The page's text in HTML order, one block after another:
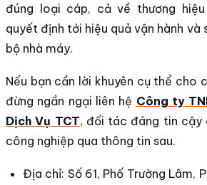
đúng loại cáp, cả về thương
quyết định tới hiệu quả vận hành và
bộ nhà máy.
Nếu bạn cần lời khuyên cụ thể cho
đừng ngần ngại liên hệ Công ty
Dịch Vụ TCT,đối tác đáng tin cậy
công nghiệp qua thông tin sau.
Địa chỉ: Số 61, Phố Trường Lâm,